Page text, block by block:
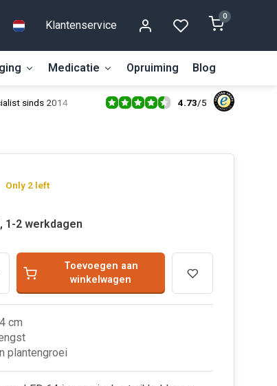
Klantenservice
0
Medicatie Opruiming Blog
sinds 2014 4.73/5
Only 2 left
1-2 werkdagen
Toevoegen aan
winkelwagen
cm
plantengroei